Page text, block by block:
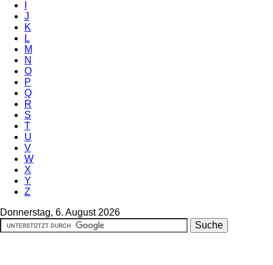
J
K
L
M
N
O
P
Q
R
S
T
U
V
W
X
Y
Z
Donnerstag, 6. August 2026